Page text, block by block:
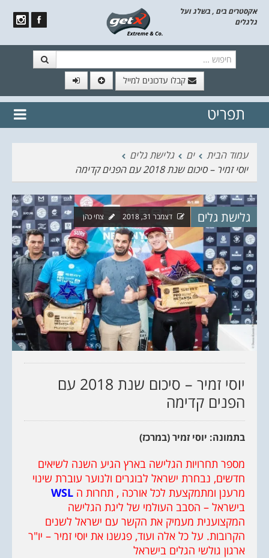
אקסטרים בים , בשלג ועל
גלגלים
קבלו עדכונים למייל
// הצטרף לרשימת תפוצה!
נשמח
תפריט
עמוד הבית
ים
גלישת גלים
יוסי זמיר – סיכום שנת 2018 עם הפנים קדימה
גלישת גלים דצמבר 31, 2018 צחי כהן
יוסי זמיר – סיכום שנת 2018 עם
הפנים קדימה
בתמונה: יוסי זמיר (במרכז)
מספר תחרויות הגלישה בארץ הגיע השנה לשיאים
חדשים, נבחרת ישראל לבוגרים ולנוער עוברת שינוי
מרענן ומתמקצעת לכל אורכה , תחרות ה WSL
בישראל – הסבב העולמי של ליגת הגלישה
המקצוענית מעמיק את הקשר עם ישראל לשנים
הקרובות. על כל אלה ועוד, פגשנו את יוסי זמיר – יו"ר
ארגון גולשי הגלים בישראל